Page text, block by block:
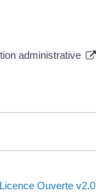
administrative
Licence Ouverte v2.0